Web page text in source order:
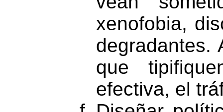
xenofobia,
degradantes.
que
efectiva, el